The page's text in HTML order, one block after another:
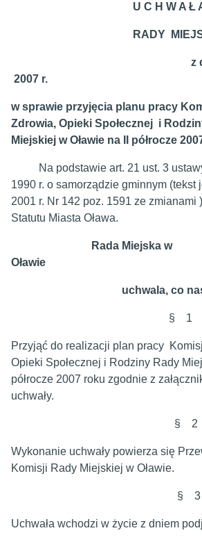
U C H W A
RADY
z
2007 r.
w sprawie przyjęcia planu pracy
Zdrowia, Opieki Społecznej i
Miejskiej w Oławie na II półrocze
Na podstawie art. 21 ust. 3
1990 r. o samorządzie gminnym
2001 r. Nr 142 poz. 1591 ze
Statutu Miasta Oława.
Rada Miejska w
Oławie
uchwala, co
§ 1
Przyjąć do realizacji plan pracy
Opieki Społecznej i Rodziny Rady
półrocze 2007 roku zgodnie z
uchwały.
§ 2
Wykonanie uchwały powierza się
Komisji Rady Miejskiej w Oławie.
§ 3
Uchwała wchodzi w życie z dniem